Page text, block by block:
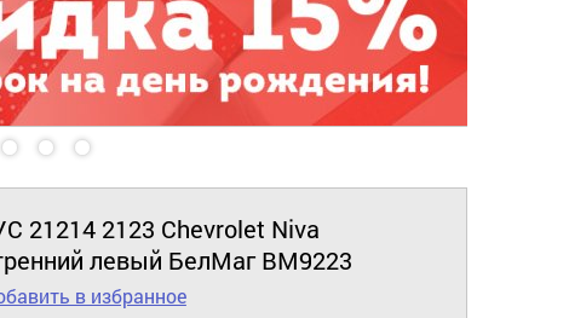
21214 2123 Chevrolet Niva
левый БелМаг BM9223
в избранное